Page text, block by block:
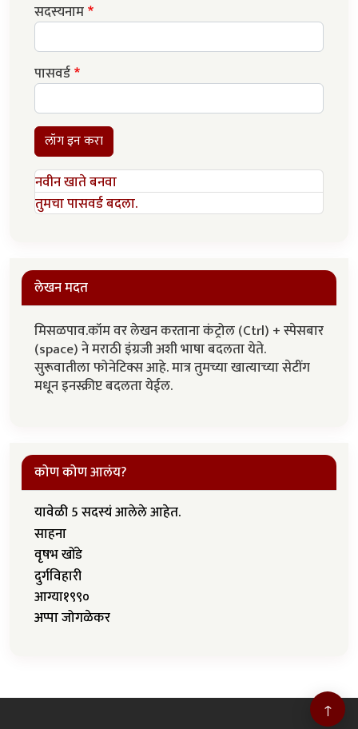
सदस्यनाम
पासवर्ड
लॉग इन करा
नवीन खाते बनवा
तुमचा पासवर्ड बदला.
लेखन मदत
मिसळपाव.कॉम वर लेखन करताना कंट्रोल (Ctrl) + स्पेसबार
(space) ने मराठी इंग्रजी अशी भाषा बदलता येते.
सुरूवातीला फोनेटिक्स आहे. मात्र तुमच्या खात्याच्या सेटींग
मधून इनस्क्रीप्ट बदलता येईल.
कोण कोण आलंय?
यावेळी 5 सदस्यं आलेले आहेत.
साहना
वृषभ खोंडे
दुर्गविहारी
आग्या१९९०
अप्पा जोगळेकर
↑